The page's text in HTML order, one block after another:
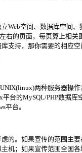
Web空间、 数据库空间、
右的页面，每页算上相
支持，那你需要的相应
两种服务器操
平台的MySQL/PHP数据库
平台。
。如果宣传的范围主要
主机；如果宣传范围全国